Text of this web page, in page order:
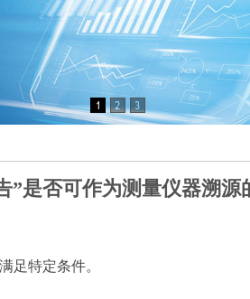
”是否可作为测量仪器溯源
足特定条件。